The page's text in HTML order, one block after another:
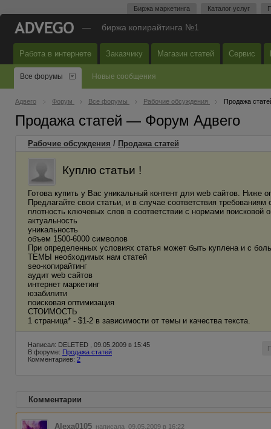
Биржа маркетинга Каталог услуг
— биржа копирайтинга №1
Работа в интернете Заказчику Магазин статей Сервис
Все форумы Новые сообщения
Адвего Форум Все форумы Рабочие обсуждения Продажа
Продажа статей — Форум Адвего
Рабочие обсуждения / Продажа статей
Куплю статьи !
Готова купить у Вас уникальный контент для web сайтов. Ниже
Предлагайте свои статьи, и в случае соответствия
плотность ключевых слов в соответствии с нормами поисковой
актуальность
уникальность
объем 1500-6000 символов
При определенных условиях статья может быть куплена и с
ТЕМЫ необходимых нам статей
seo-копирайтинг
аудит web сайтов
интернет маркетинг
юзабилити
поисковая оптимизация
СТОИМОСТЬ
1 страница* - $1-2 в зависимости от темы и качества текста.
Написал: DELETED , 09.05.2009 в 15:45
В форуме: Продажа статей
Комментариев: 2
Комментарии
Alexa0105 написала 09.05.2009 в 16:22